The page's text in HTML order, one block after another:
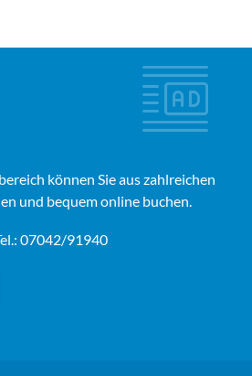
können Sie aus zahlreichen
und bequem online buchen.
07042/91940